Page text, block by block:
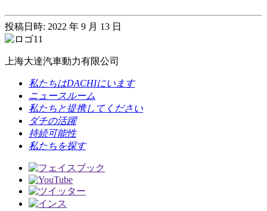
投稿日時: 2022 年 9 月 13 日
上海大達汽車動力有限公司
私たちはDACHIにいます
ニュースルーム
私たちと提携してください
ダチの活躍
持続可能性
私たちを探す